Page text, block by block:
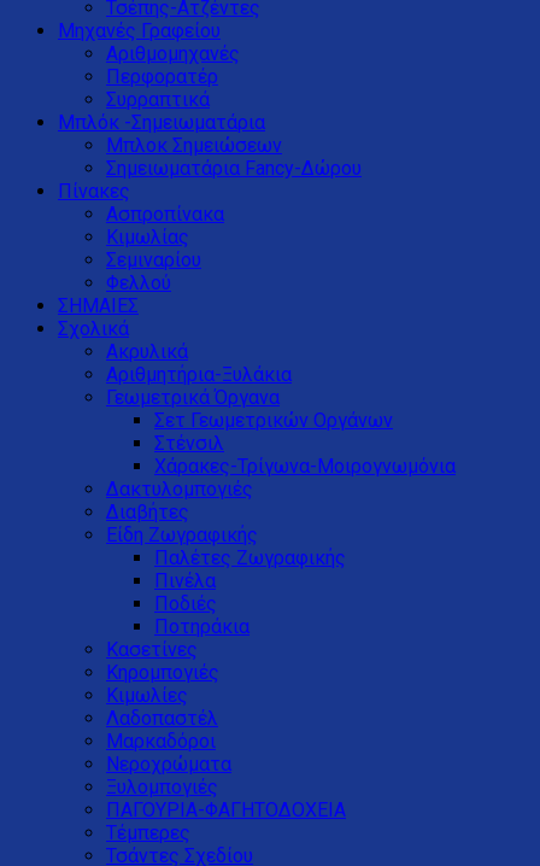
Τσέπης-Ατζέντες
Μηχανές Γραφείου
Αριθμομηχανές
Περφορατέρ
Συρραπτικά
Μπλόκ -Σημειωματάρια
Μπλοκ Σημειώσεων
Σημειωματάρια Fancy-Δώρου
Πίνακες
Ασπροπίνακα
Κιμωλίας
Σεμιναρίου
Φελλού
ΣΗΜΑΙΕΣ
Σχολικά
Ακρυλικά
Αριθμητήρια-Ξυλάκια
Γεωμετρικά Όργανα
Σετ Γεωμετρικών Οργάνων
Στένσιλ
Χάρακες-Τρίγωνα-Μοιρογνωμόνια
Δακτυλομπογιές
Διαβήτες
Είδη Ζωγραφικής
Παλέτες Ζωγραφικής
Πινέλα
Ποδιές
Ποτηράκια
Κασετίνες
Κηρομπογιές
Κιμωλίες
Λαδοπαστέλ
Μαρκαδόροι
Νεροχρώματα
Ξυλομπογιές
ΠΑΓΟΥΡΙΑ-ΦΑΓΗΤΟΔΟΧΕΙΑ
Τέμπερες
Τσάντες Σχεδίου